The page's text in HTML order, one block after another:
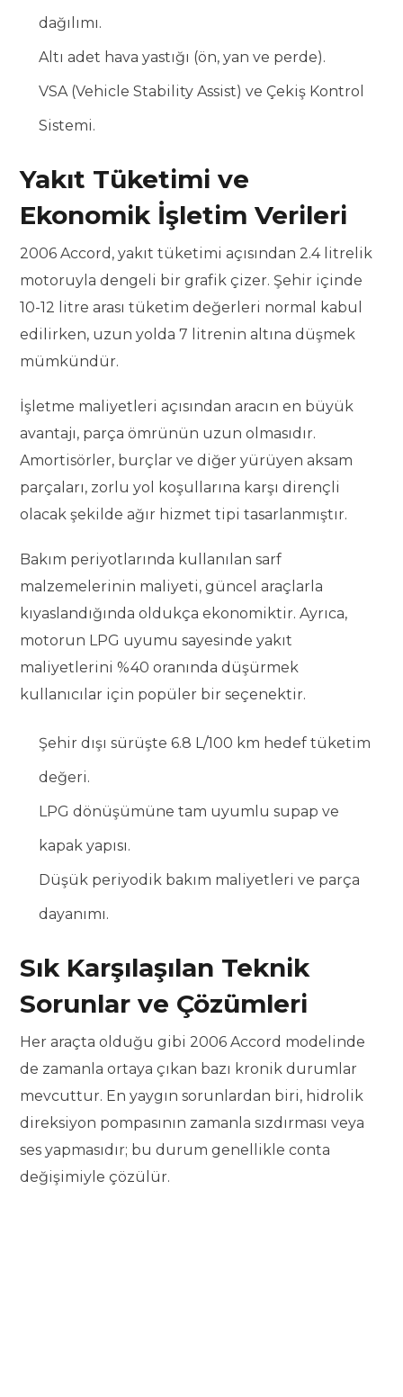
dağılımı.
Altı adet hava yastığı (ön, yan ve perde).
VSA (Vehicle Stability Assist) ve Çekiş Kontrol
Sistemi.
Yakıt Tüketimi ve
Ekonomik İşletim Verileri
2006 Accord, yakıt tüketimi açısından 2.4 litrelik
motoruyla dengeli bir grafik çizer. Şehir içinde
10-12 litre arası tüketim değerleri normal kabul
edilirken, uzun yolda 7 litrenin altına düşmek
mümkündür.
İşletme maliyetleri açısından aracın en büyük
avantajı, parça ömrünün uzun olmasıdır.
Amortisörler, burçlar ve diğer yürüyen aksam
parçaları, zorlu yol koşullarına karşı dirençli
olacak şekilde ağır hizmet tipi tasarlanmıştır.
Bakım periyotlarında kullanılan sarf
malzemelerinin maliyeti, güncel araçlarla
kıyaslandığında oldukça ekonomiktir. Ayrıca,
motorun LPG uyumu sayesinde yakıt
maliyetlerini %40 oranında düşürmek
kullanıcılar için popüler bir seçenektir.
Şehir dışı sürüşte 6.8 L/100 km hedef tüketim
değeri.
LPG dönüşümüne tam uyumlu supap ve
kapak yapısı.
Düşük periyodik bakım maliyetleri ve parça
dayanımı.
Sık Karşılaşılan Teknik
Sorunlar ve Çözümleri
Her araçta olduğu gibi 2006 Accord modelinde
de zamanla ortaya çıkan bazı kronik durumlar
mevcuttur. En yaygın sorunlardan biri, hidrolik
direksiyon pompasının zamanla sızdırması veya
ses yapmasıdır; bu durum genellikle conta
değişimiyle çözülür.